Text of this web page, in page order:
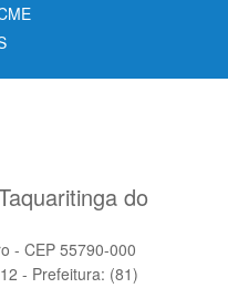
do
- CEP 55790-000
- Prefeitura: (81)